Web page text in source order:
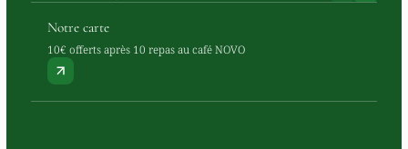
Notre carte
10€ offerts après 10 repas au café NOVO